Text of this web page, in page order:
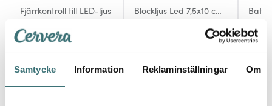
Samtycke Information Reklaminställningar Om
Fjärrkontroll till LED-ljus
119 kr
Blockljus Led 7,5x10 cm
49 kr